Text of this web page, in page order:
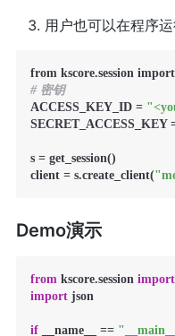
用户也可以在程序运
# 密钥
ACCESS_KEY_ID =
SECRET_ACCESS_KEY
s = get_session()
client = s.create_client(
Demo演示
from kscore.session import
import json
if __name__ ==